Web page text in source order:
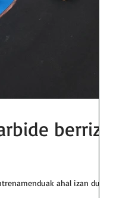
berriz
ahal izan duten